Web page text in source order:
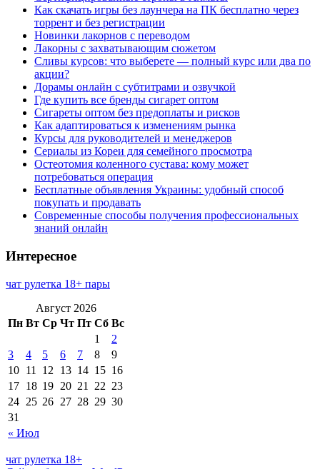
Как скачать игры без лаунчера на ПК бесплатно через
торрент и без регистрации
Новинки лакорнов с переводом
Лакорны с захватывающим сюжетом
Сливы курсов: что выберете — полный курс или два по
акции?
Дорамы онлайн с субтитрами и озвучкой
Где купить все бренды сигарет оптом
Сигареты оптом без предоплаты и рисков
Как адаптироваться к изменениям рынка
Курсы для руководителей и менеджеров
Сериалы из Кореи для семейного просмотра
Остеотомия коленного сустава: кому может
потребоваться операция
Бесплатные объявления Украины: удобный способ
покупать и продавать
Современные способы получения профессиональных
знаний онлайн
Интересное
чат рулетка 18+ пары
Август 2026
Пн Вт Ср Чт Пт Сб Вс
« Июл
1
2
3
4 5 6 7 8
9
10 11 12 13 14 15 16
17 18 19 20 21 22 23
24 25 26 27 28 29 30
31
чат рулетка 18+